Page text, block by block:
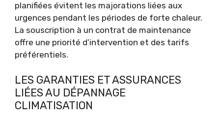
planifiées évitent les majorations liées aux
urgences pendant les périodes de forte chaleur.
La souscription à un contrat de maintenance
offre une priorité d’intervention et des tarifs
préférentiels.
LES GARANTIES ET ASSURANCES
LIÉES AU DÉPANNAGE
CLIMATISATION